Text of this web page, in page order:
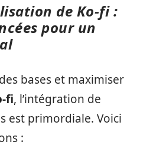
de Ko-fi :
pour un
bases et maximiser
fi, l’intégration de
est primordiale. Voici
: